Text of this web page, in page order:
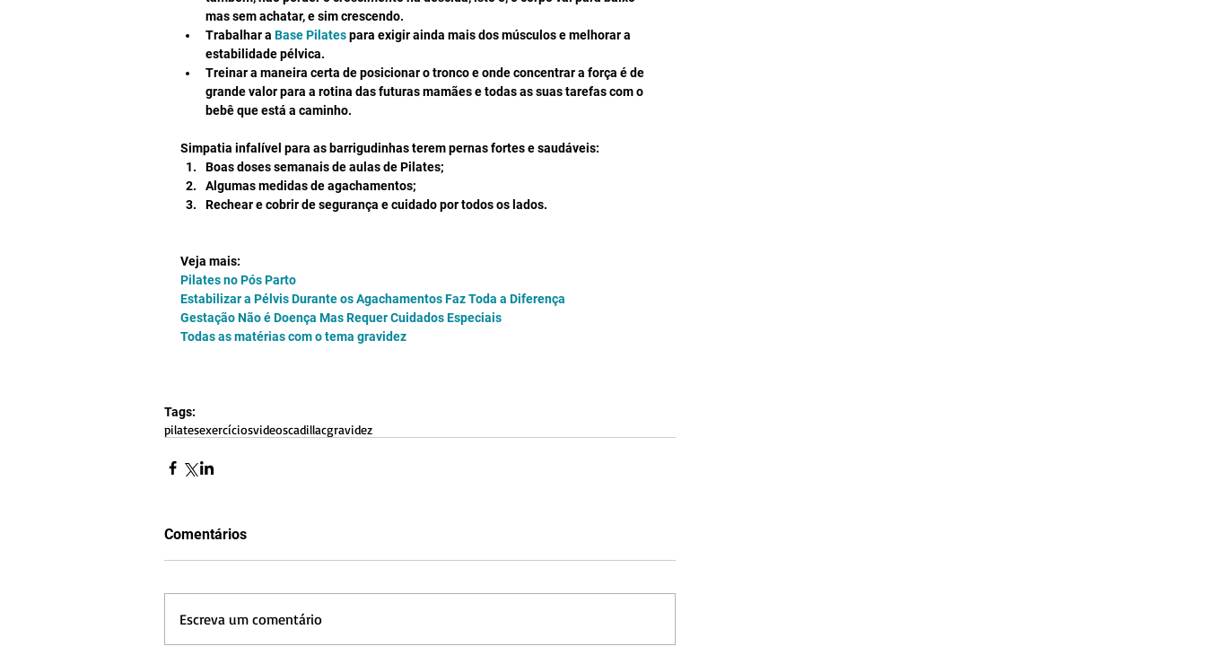
mas sem achatar, e sim crescendo.
Trabalhar a Base Pilates para exigir ainda mais dos músculos e melhorar a
estabilidade pélvica.
Treinar a maneira certa de posicionar o tronco e onde concentrar a força é de
grande valor para a rotina das futuras mamães e todas as suas tarefas com o
bebê que está a caminho.
Simpatia infalível para as barrigudinhas terem pernas fortes e saudáveis:
Boas doses semanais de aulas de Pilates;
Algumas medidas de agachamentos;
Rechear e cobrir de segurança e cuidado por todos os lados.
Veja mais:
Pilates no Pós Parto
Estabilizar a Pélvis Durante os Agachamentos Faz Toda a Diferença
Gestação Não é Doença Mas Requer Cuidados Especiais
Todas as matérias com o tema gravidez
Tags:
pilatesexercíciosvideoscadillacgravidez
Comentários
Escreva um comentário